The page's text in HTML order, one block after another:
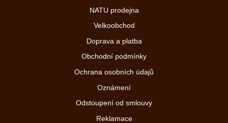
NATU prodejna
Velkoobchod
Doprava a platba
Obchodní podmínky
Ochrana osobních údajů
Oznámení
Odstoupení od smlouvy
Reklamace